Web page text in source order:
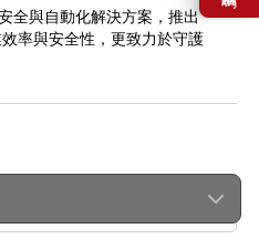
全與自動化解決方案，推出
率與安全性，更致力於守護